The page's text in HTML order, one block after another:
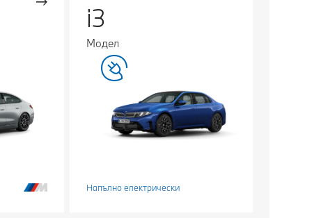
i3
Модел
Напълно електрически